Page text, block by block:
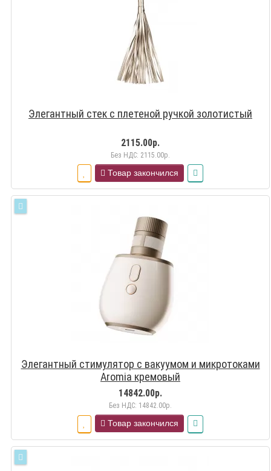
Элегантный стек с плетеной ручкой золотистый
2115.00р.
Без НДС: 2115.00р.
Товар закончился
Элегантный стимулятор с вакуумом и микротоками
Aromia кремовый
14842.00р.
Без НДС: 14842.00р.
Товар закончился